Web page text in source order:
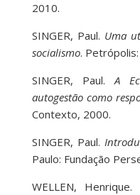
2010.
SINGER, Paul. Uma
socialismo.
SINGER, Paul.A
autogestão como
Contexto, 2000.
SINGER, Paul.
Paulo: Fundação
WELLEN, Henrique.